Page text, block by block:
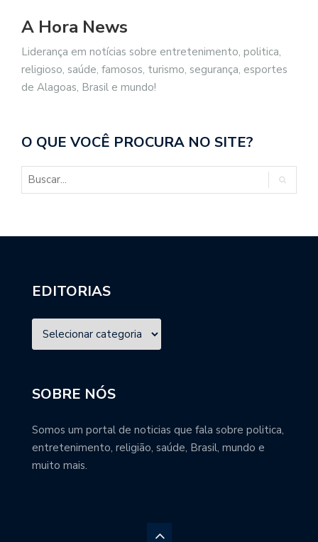
A Hora News
Liderança em notícias sobre entretenimento, politica,
religioso, saúde, famosos, turismo, segurança, esportes
de Alagoas, Brasil e mundo!
O QUE VOCÊ PROCURA NO SITE?
EDITORIAS
SOBRE NÓS
Somos um portal de noticias que fala sobre politica,
entretenimento, religião, saúde, Brasil, mundo e
muito mais.